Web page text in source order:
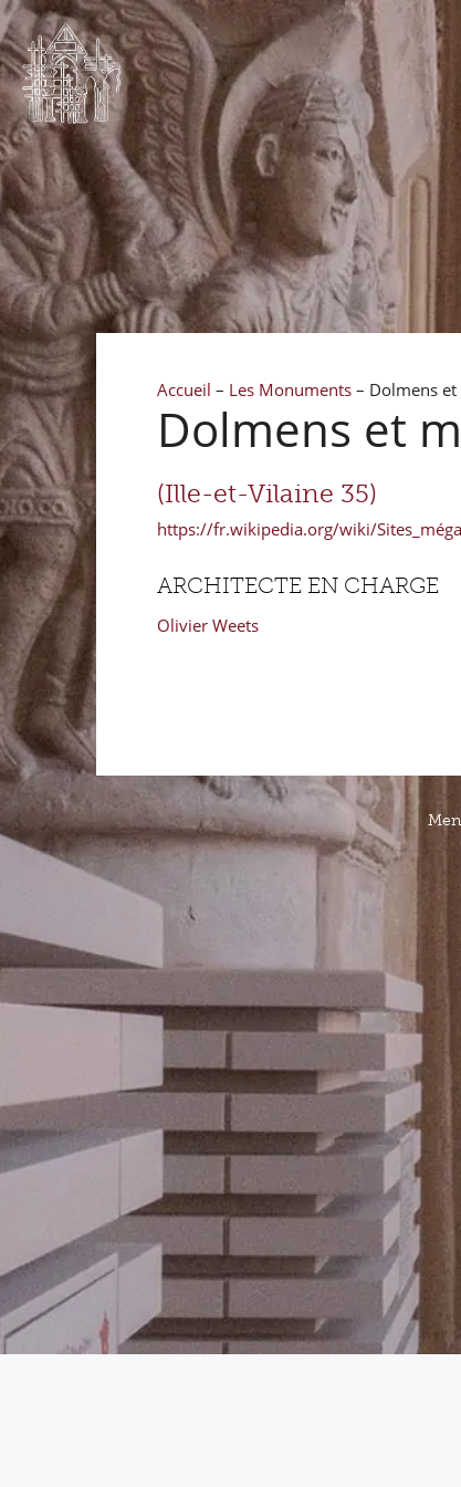
Accueil – Les Monuments – Dolmens
Dolmens et
(Ille-et-Vilaine 35)
https://fr.wikipedia.org/wiki/
ARCHITECTE EN CHARGE
Olivier Weets